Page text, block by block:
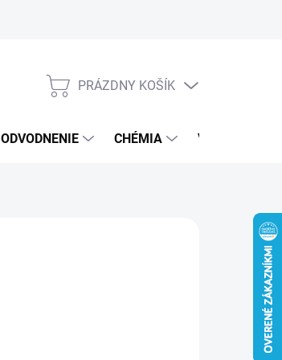
NÁKUPNÝ
PRÁZDNY KOŠÍK
ODVODNENIE CHÉMIA VEREJNÝ